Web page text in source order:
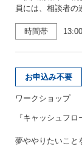
員には、相談者の
時間帯
お申込み不要
ワークショップ
『キャッシュフロ
夢ややりたいこと